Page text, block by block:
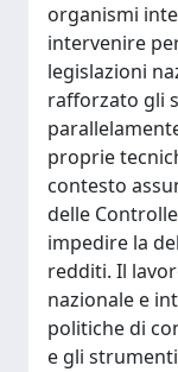
organismi
intervenire
legislazioni
rafforzato gli
proprie
contesto
delle
impedire la
redditi. Il
nazionale e
politiche di
e gli